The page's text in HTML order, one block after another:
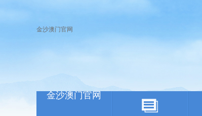
金沙澳门官网
金沙澳门官网